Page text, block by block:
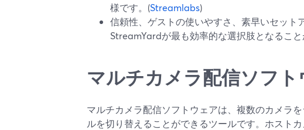
様です。(Streamlabs)
信頼性、ゲストの使いやすさ、素早いセット
StreamYardが最も効率的な選択肢となること
マルチカメラ配信ソフト
マルチカメラ配信ソフトウェアは、複数のカメラ
ルを切り替えることができるツールです。ホスト